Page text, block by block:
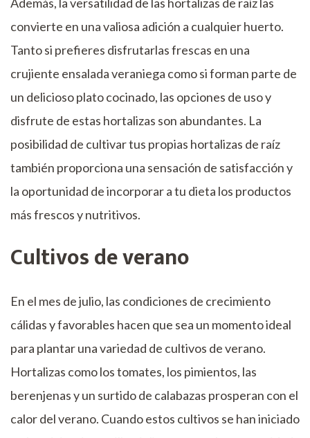
Además, la versatilidad de las hortalizas de raíz las
convierte en una valiosa adición a cualquier huerto.
Tanto si prefieres disfrutarlas frescas en una
crujiente ensalada veraniega como si forman parte de
un delicioso plato cocinado, las opciones de uso y
disfrute de estas hortalizas son abundantes. La
posibilidad de cultivar tus propias hortalizas de raíz
también proporciona una sensación de satisfacción y
la oportunidad de incorporar a tu dieta los productos
más frescos y nutritivos.
Cultivos de verano
En el mes de julio, las condiciones de crecimiento
cálidas y favorables hacen que sea un momento ideal
para plantar una variedad de cultivos de verano.
Hortalizas como los tomates, los pimientos, las
berenjenas y un surtido de calabazas prosperan con el
calor del verano. Cuando estos cultivos se han iniciado